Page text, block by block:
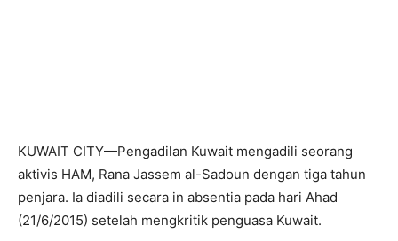
KUWAIT CITY—Pengadilan Kuwait mengadili seorang
aktivis HAM, Rana Jassem al-Sadoun dengan tiga tahun
penjara. Ia diadili secara in absentia pada hari Ahad
(21/6/2015) setelah mengkritik penguasa Kuwait.